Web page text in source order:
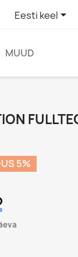
Eesti keel
MUUD
5%